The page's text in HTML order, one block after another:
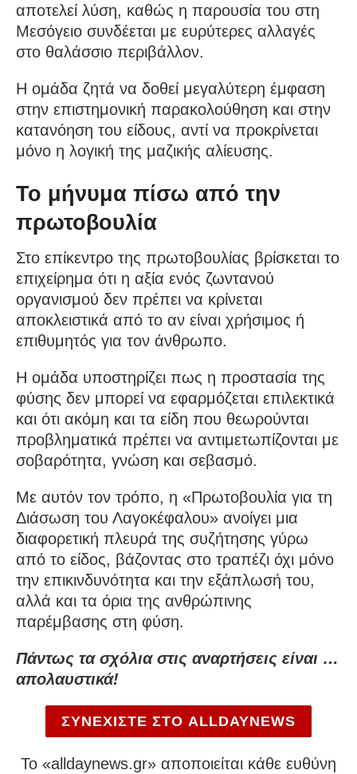
αποτελεί λύση, καθώς η παρουσία του στη
Μεσόγειο συνδέεται με ευρύτερες αλλαγές
στο θαλάσσιο περιβάλλον.
Η ομάδα ζητά να δοθεί μεγαλύτερη έμφαση
στην επιστημονική παρακολούθηση και στην
κατανόηση του είδους, αντί να προκρίνεται
μόνο η λογική της μαζικής αλίευσης.
Το μήνυμα πίσω από την
πρωτοβουλία
Στο επίκεντρο της πρωτοβουλίας βρίσκεται το
επιχείρημα ότι η αξία ενός ζωντανού
οργανισμού δεν πρέπει να κρίνεται
αποκλειστικά από το αν είναι χρήσιμος ή
επιθυμητός για τον άνθρωπο.
Η ομάδα υποστηρίζει πως η προστασία της
φύσης δεν μπορεί να εφαρμόζεται επιλεκτικά
και ότι ακόμη και τα είδη που θεωρούνται
προβληματικά πρέπει να αντιμετωπίζονται με
σοβαρότητα, γνώση και σεβασμό.
Με αυτόν τον τρόπο, η «Πρωτοβουλία για τη
Διάσωση του Λαγοκέφαλου» ανοίγει μια
διαφορετική πλευρά της συζήτησης γύρω
από το είδος, βάζοντας στο τραπέζι όχι μόνο
την επικινδυνότητα και την εξάπλωσή του,
αλλά και τα όρια της ανθρώπινης
παρέμβασης στη φύση.
Πάντως τα σχόλια στις αναρτήσεις είναι …
απολαυστικά!
ΣΥΝΕΧΙΣΤΕ ΣΤΟ ALLDAYNEWS
To «alldaynews.gr» αποποιείται κάθε ευθύνη